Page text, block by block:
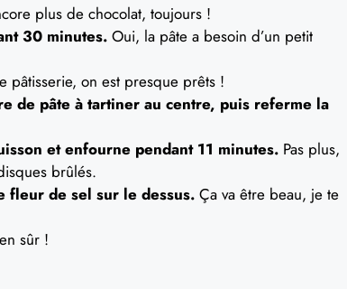
plus de chocolat, toujours !
30 minutes. Oui, la pâte a besoin d’un petit
pâtisserie, on est presque prêts !
de pâte à tartiner au centre, puis referme la
et enfourne pendant 11 minutes. Pas plus,
brûlés.
fleur de sel sur le dessus. Ça va être beau, je te
sûr !